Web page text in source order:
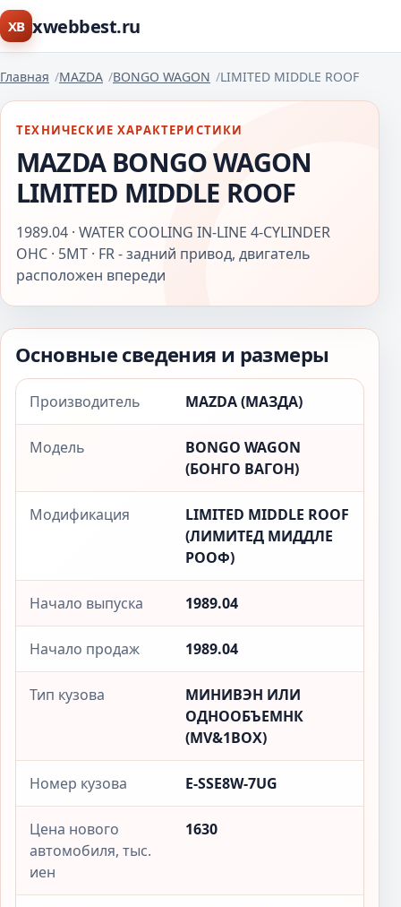
XB xwebbest.ru
Главная MAZDA BONGO WAGON LIMITED MIDDLE ROOF
ТЕХНИЧЕСКИЕ ХАРАКТЕРИСТИКИ
MAZDA BONGO WAGON
LIMITED MIDDLE ROOF
1989.04 · WATER COOLING IN-LINE 4-CYLINDER
OHC · 5MT · FR - задний привод, двигатель
расположен впереди
Основные сведения и размеры
Производитель MAZDA (МАЗДА)
Модель
BONGO WAGON
(БОНГО ВАГОН)
Модификация
LIMITED MIDDLE ROOF
(ЛИМИТЕД МИДДЛЕ
РООФ)
Начало выпуска 1989.04
Начало продаж 1989.04
Тип кузова
МИНИВЭН ИЛИ
ОДНООБЪЕМНК
(MV&1BOX)
Номер кузова E-SSE8W-7UG
Цена нового
автомобиля, тыс.
иен
1630